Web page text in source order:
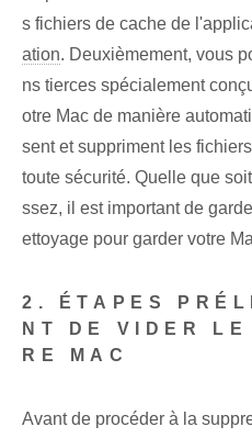
s fichiers de cache de
ation. Deuxièmement, vous
ns tierces spécialement
otre Mac de manière
sent et suppriment les
toute sécurité. Quelle que
ssez, il est important de
ettoyage pour garder votre
2. ÉTAPES
NT DE VIDER
RE MAC
Avant de procéder à la